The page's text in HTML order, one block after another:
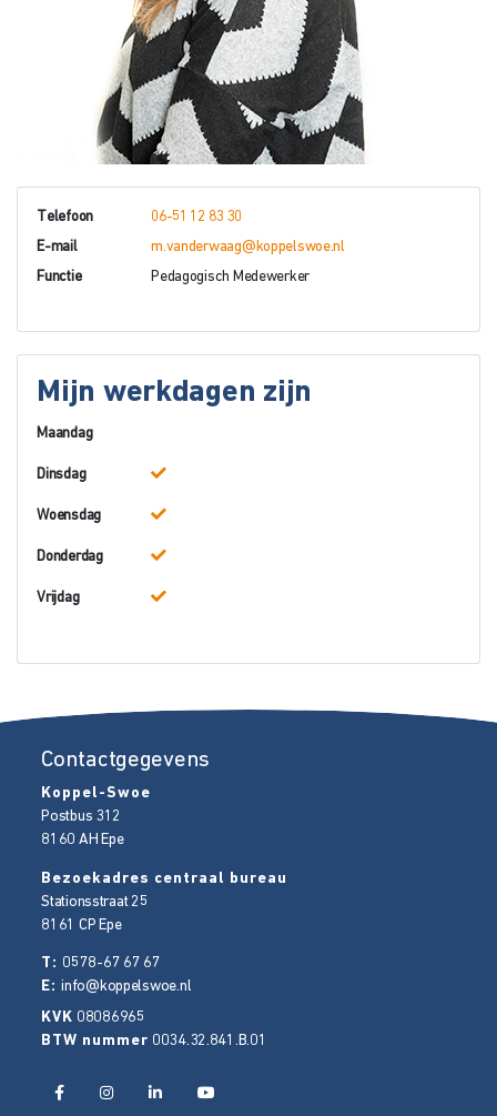
Telefoon 06-51 12 83 30
E-mail m.vanderwaag@koppelswoe.nl
Functie Pedagogisch Medewerker
Mijn werkdagen zijn
Maandag
Dinsdag
Woensdag
Donderdag
Vrijdag
Contactgegevens
Koppel-Swoe
Postbus 312
8160 AH Epe
Bezoekadres centraal bureau
Stationsstraat 25
8161 CP Epe
T: 0578-67 67 67
E:info@koppelswoe.nl
KVK 08086965
BTW nummer 0034.32.841.B.01